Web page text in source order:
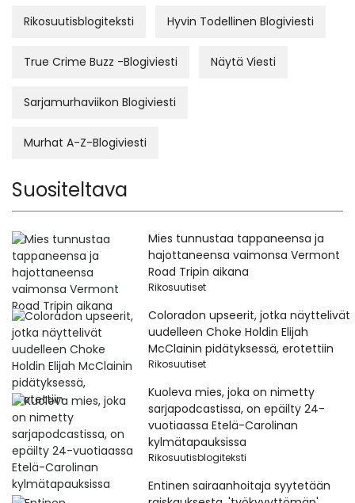
Rikosuutisblogiteksti Hyvin Todellinen Blogiviesti
True Crime Buzz -Blogiviesti Näytä Viesti
Sarjamurhaviikon Blogiviesti
Murhat A-Z-Blogiviesti
Suositeltava
Mies tunnustaa tappaneensa ja
hajottaneensa vaimonsa Vermont
Road Tripin aikana
Rikosuutiset
Coloradon upseerit, jotka näyttelivät
uudelleen Choke Holdin Elijah
McClainin pidätyksessä, erotettiin
Rikosuutiset
Kuoleva mies, joka on nimetty
sarjapodcastissa, on epäilty 24-
vuotiaassa Etelä-Carolinan
kylmätapauksissa
Rikosuutisblogiteksti
Entinen sairaanhoitaja syytetään